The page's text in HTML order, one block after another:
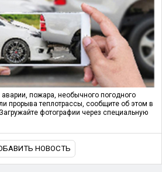
пожара, необычного погодного
прорыва теплотрассы, сообщите об этом в
фотографии через специальную
НОВОСТЬ